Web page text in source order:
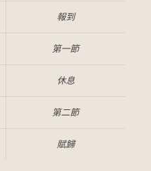
報到
第一節
休息
第二節
賦歸